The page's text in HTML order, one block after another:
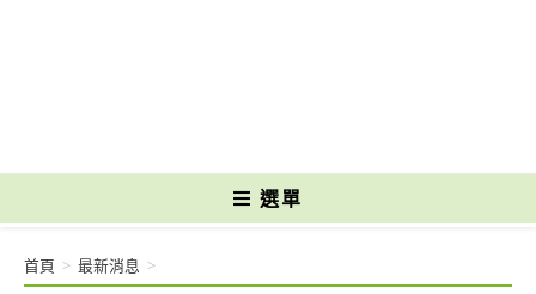
選單
首頁 > 最新消息 >